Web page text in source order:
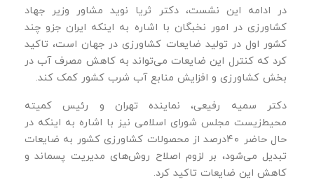
در ادامه این نشست، دکتر ثریا نوید مشاور وزیر جهاد
کشاورزی در امور نخبگان با اشاره به اینکه ایران جزو چند
کشور اول در تولید ضایعات کشاورزی در جهان است، تاکید
کرد که کنترل این ضایعات می‌تواند به کاهش مصرف آب در
بخش کشاورزی و افزایش منابع آب شرب کشور کمک کند.
دکتر سمیه رفیعی، نماینده تهران و رئیس کمیته
محیط‌زیست مجلس شورای اسلامی نیز با اشاره به اینکه در
حال حاضر ۴۰درصد از محصولات کشاورزی کشور به ضایعات
تبدیل می‌شود، بر لزوم اصلاح روش‌های مدیریت پسماند و
کاهش این ضایعات تاکید کرد.